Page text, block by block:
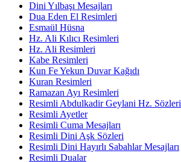
Dini Yılbaşı Mesajları
Dua Eden El Resimleri
Esmaül Hüsna
Hz. Ali Kılıcı Resimleri
Hz. Ali Resimleri
Kabe Resimleri
Kun Fe Yekun Duvar Kağıdı
Kuran Resimleri
Ramazan Ayı Resimleri
Resimli Abdulkadir Geylani Hz. Sözleri
Resimli Ayetler
Resimli Cuma Mesajları
Resimli Dini Aşk Sözleri
Resimli Dini Hayırlı Sabahlar Mesajları
Resimli Dualar